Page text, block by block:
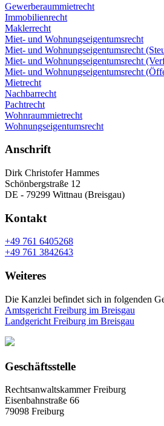
Gewerberaummietrecht
Immobilienrecht
Maklerrecht
Miet- und Wohnungseigentumsrecht
Miet- und Wohnungseigentumsrecht
Miet- und Wohnungseigentumsrecht
Miet- und Wohnungseigentumsrecht
Mietrecht
Nachbarrecht
Pachtrecht
Wohnraummietrecht
Wohnungseigentumsrecht
Anschrift
Dirk Christofer Hammes
Schönbergstraße 12
DE - 79299 Wittnau (Breisgau)
Kontakt
+49 761 6405268
+49 761 3842643
Weiteres
Die Kanzlei befindet sich in folgenden
Amtsgericht Freiburg im Breisgau
Landgericht Freiburg im Breisgau
Geschäftsstelle
Rechtsanwaltskammer Freiburg
Eisenbahnstraße 66
79098 Freiburg